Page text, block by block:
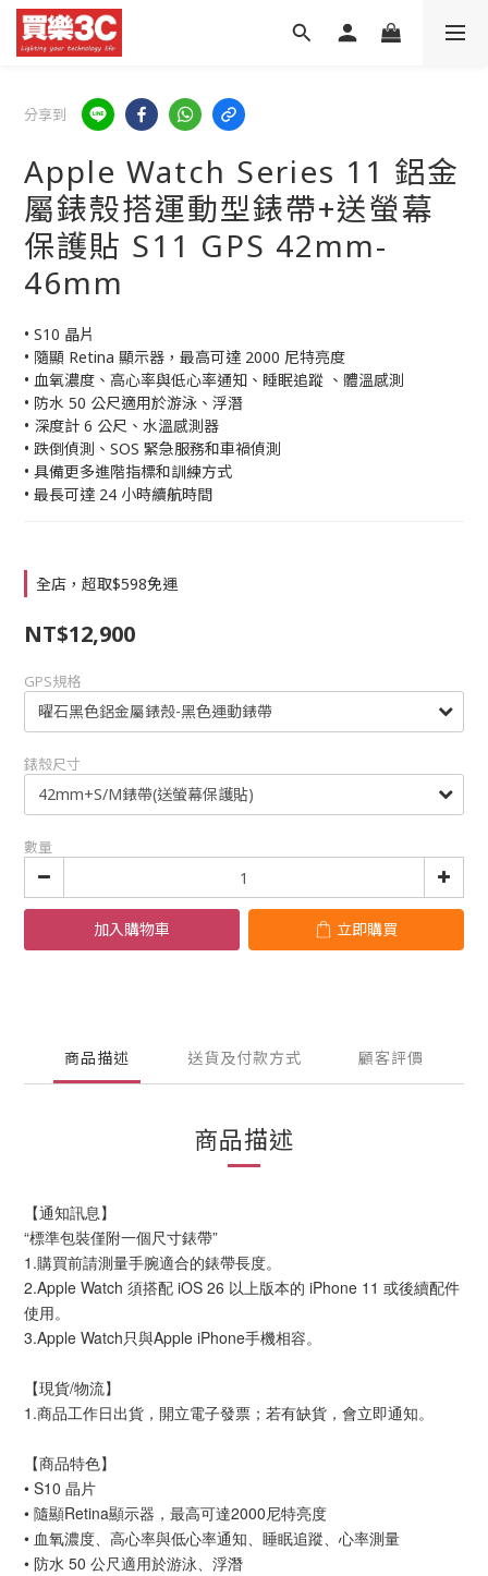
分享到
Apple Watch Series 11 鋁金
屬錶殼搭運動型錶帶+送螢幕
保護貼 S11 GPS 42mm-
46mm
• S10 晶片
• 隨顯 Retina 顯示器，最高可達 2000 尼特亮度
• 血氧濃度、高心率與低心率通知、睡眠追蹤 、體溫感測
• 防水 50 公尺適用於游泳、浮潛
• 深度計 6 公尺、水溫感測器
• 跌倒偵測、SOS 緊急服務和車禍偵測
• 具備更多進階指標和訓練方式
• 最長可達 24 小時續航時間
全店，超取$598免運
NT$12,900
GPS規格
錶殼尺寸
數量
加入購物車 立即購買
商品描述 送貨及付款方式 顧客評價
商品描述
【通知訊息】
“標準包裝僅附一個尺寸錶帶”
1.購買前請測量手腕適合的錶帶長度。
2.Apple Watch 須搭配 iOS 26 以上版本的 iPhone 11 或後續配件
使用。
3.Apple Watch只與Apple iPhone手機相容。
【現貨/物流】
1.商品工作日出貨，開立電子發票；若有缺貨，會立即通知。
【商品特色】
• S10 晶片
• 隨顯Retina顯示器，最高可達2000尼特亮度
• 血氧濃度、高心率與低心率通知、睡眠追蹤、心率測量
• 防水 50 公尺適用於游泳、浮潛